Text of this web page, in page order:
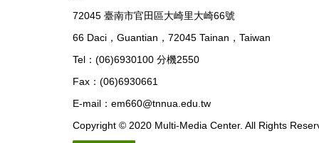
72045 臺南市官田區大崎里大崎66號
66 Daci，Guantian，72045 Tainan，Taiwan
Tel：(06)6930100 分機2550
Fax：(06)6930661
E-mail：em660@tnnua.edu.tw
Copyright © 2020 Multi-Media Center. All Rights